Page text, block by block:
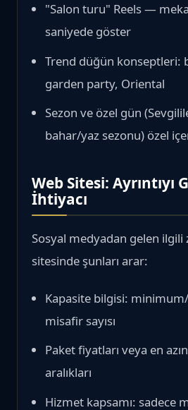
"Salon turu" Reels —
saniyede göster
Trend düğün konseptleri:
garden party, Oriental
Sezon ve özel gün
bahar/yaz sezonu) özel
Web Sitesi: Ayrıntıyı
İhtiyacı
Sosyal medyadan gelen
sitesinde şunları arar:
Kapasite bilgisi:
misafir sayısı
Paket fiyatları veya en
aralıkları
Hizmet kapsamı: sadece